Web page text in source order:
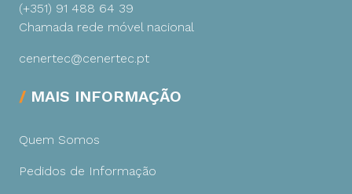
(+351) 91 488 64 39
Chamada rede móvel nacional
cenertec@cenertec.pt
MAIS INFORMAÇÃO
Quem Somos
Pedidos de Informação